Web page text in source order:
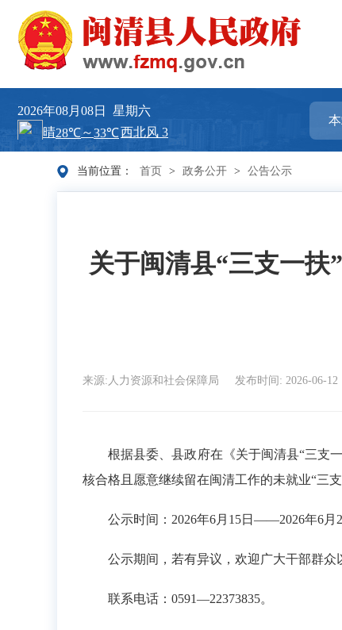
2026年08月08日 星期六
当前位置： 首页 > 政务公开 > 公告公示
关于闽清县“三支一
来源:人力资源和社会保障局 发布时间: 2026-06-12
根据县委、县政府在《关于闽清县“三支一
核合格且愿意继续留在闽清工作的未就业“三
公示时间：2026年6月15日——2026年6月
公示期间，若有异议，欢迎广大干部群众
联系电话：0591—22373835。